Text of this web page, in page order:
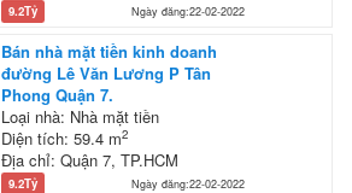
9.2Tỷ Ngày đăng:22-02-2022
Bán nhà mặt tiền kinh doanh
đường Lê Văn Lương P Tân
Phong Quận 7.
Loại nhà: Nhà mặt tiền
Diện tích: 59.4 m2
Địa chỉ: Quận 7, TP.HCM
9.2Tỷ Ngày đăng:22-02-2022